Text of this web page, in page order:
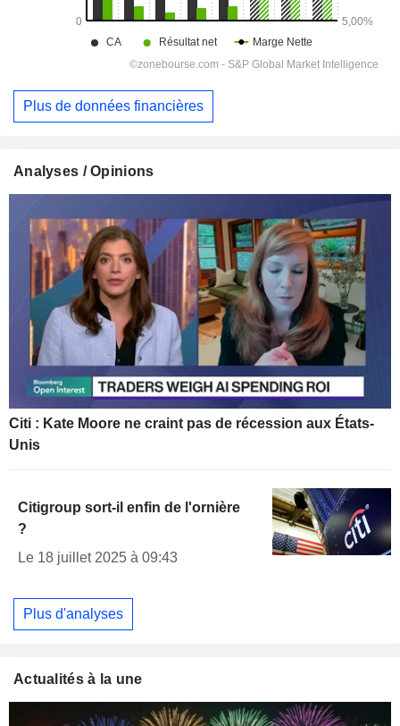
Plus de données financières
Analyses / Opinions
Citi : Kate Moore ne craint pas de récession aux États-
Unis
Citigroup sort-il enfin de l'ornière
?
Le 18 juillet 2025 à 09:43
Plus d'analyses
Actualités à la une